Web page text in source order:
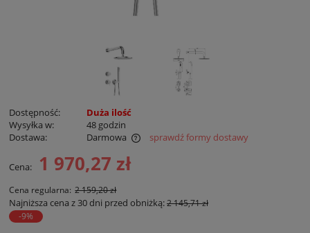
Dostępność:
Duża ilość
Wysyłka w:
48 godzin
Dostawa:
Darmowa
sprawdź formy dostawy
Cena: 1 970,27 zł
Cena regularna: 2 159,20 zł
Najniższa cena z 30 dni przed obniżką:2 145,71 zł
-9%